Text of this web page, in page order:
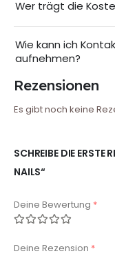
Wer trägt die
Wie kann ich
aufnehmen?
Rezensionen
Es gibt noch keine
SCHREIBE DIE ERSTE
NAILS“
Deine Bewertung *
Deine Rezension *